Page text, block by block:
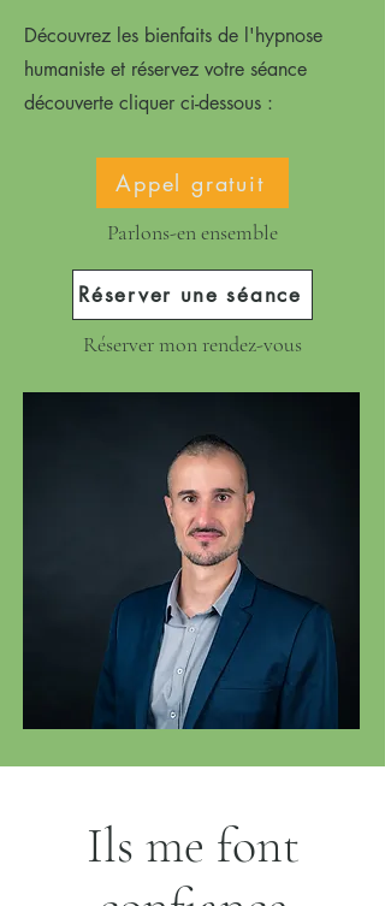
Découvrez les bienfaits de l'hypnose
humaniste et réservez votre séance
découverte cliquer ci-dessous :
Appel gratuit
Parlons-en ensemble
Réserver une séance
Réserver mon rendez-vous
Ils me font